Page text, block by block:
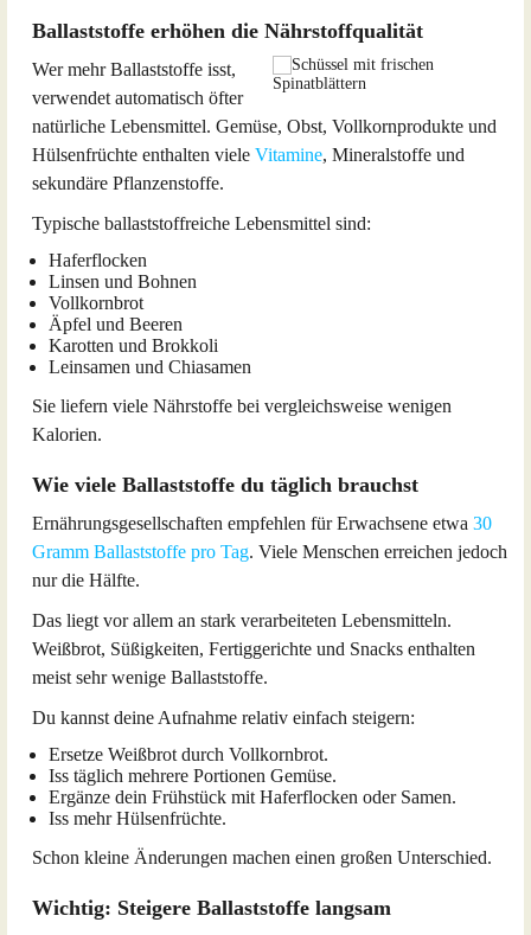
Ballaststoffe erhöhen die Nährstoffqualität
Wer mehr Ballaststoffe isst,
verwendet automatisch öfter
natürliche Lebensmittel. Gemüse, Obst, Vollkornprodukte und
Hülsenfrüchte enthalten viele Vitamine, Mineralstoffe und
sekundäre Pflanzenstoffe.
Typische ballaststoffreiche Lebensmittel sind:
Haferflocken
Linsen und Bohnen
Vollkornbrot
Äpfel und Beeren
Karotten und Brokkoli
Leinsamen und Chiasamen
Sie liefern viele Nährstoffe bei vergleichsweise wenigen
Kalorien.
Wie viele Ballaststoffe du täglich brauchst
Ernährungsgesellschaften empfehlen für Erwachsene etwa 30
Gramm Ballaststoffe pro Tag. Viele Menschen erreichen jedoch
nur die Hälfte.
Das liegt vor allem an stark verarbeiteten Lebensmitteln.
Weißbrot, Süßigkeiten, Fertiggerichte und Snacks enthalten
meist sehr wenige Ballaststoffe.
Du kannst deine Aufnahme relativ einfach steigern:
Ersetze Weißbrot durch Vollkornbrot.
Iss täglich mehrere Portionen Gemüse.
Ergänze dein Frühstück mit Haferflocken oder Samen.
Iss mehr Hülsenfrüchte.
Schon kleine Änderungen machen einen großen Unterschied.
Wichtig: Steigere Ballaststoffe langsam